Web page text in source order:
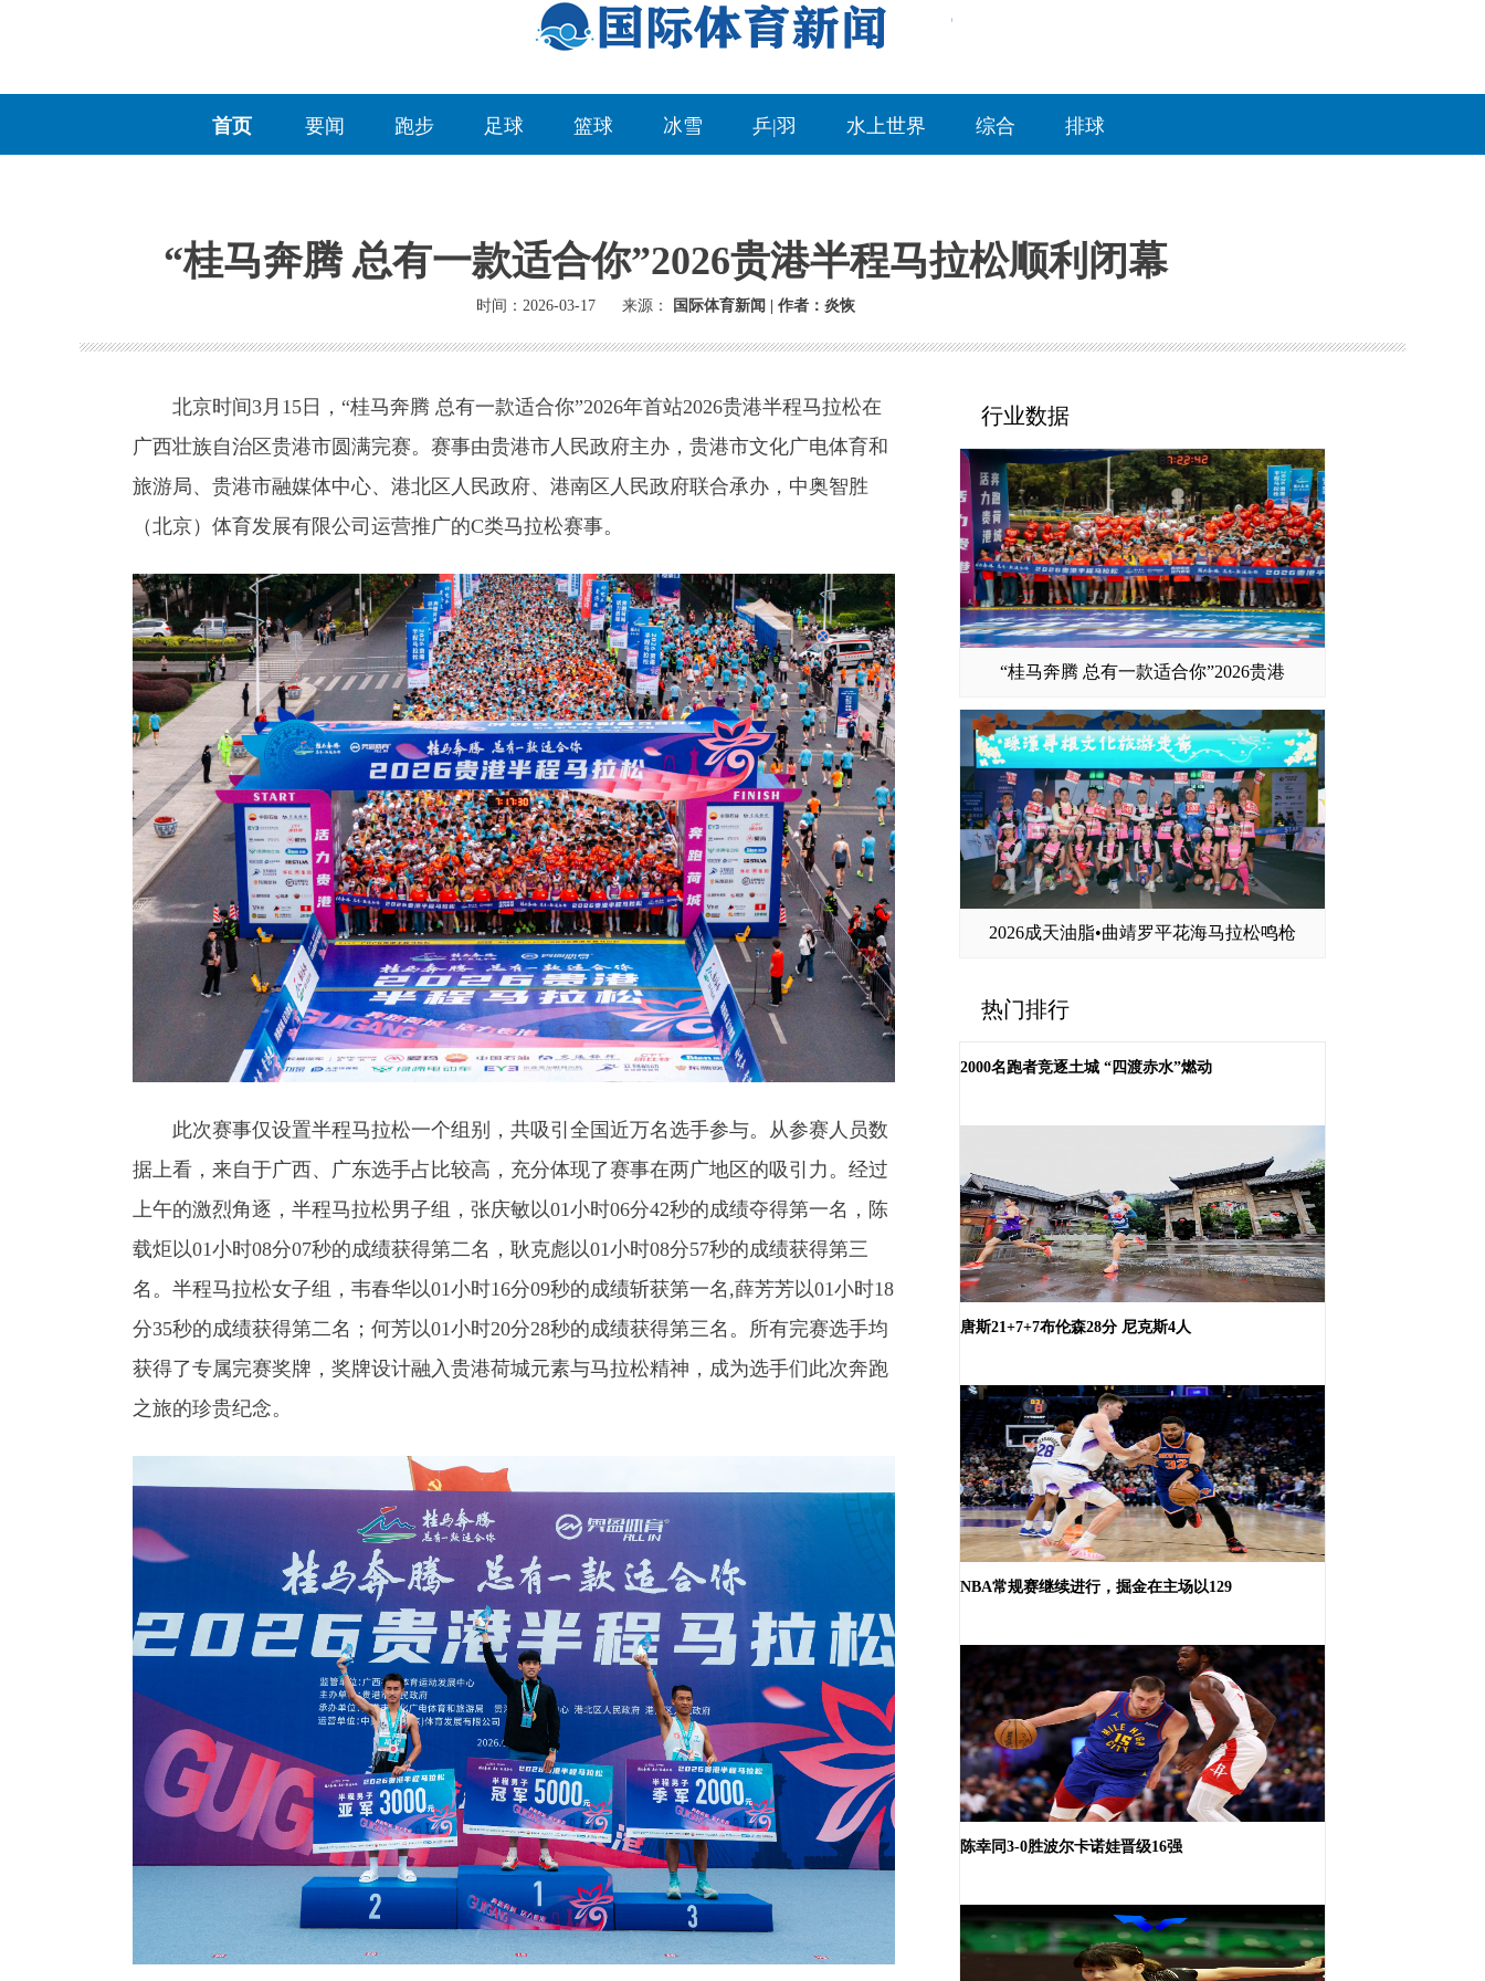
首页 要闻 跑步 足球 篮球 冰雪 乒|羽 水上世界 综合 排球
“桂马奔腾 总有一款适合你”2026贵港半程马拉松顺利闭幕
时间：2026-03-17 来源： 国际体育新闻 | 作者：炎恢
北京时间3月15日，“桂马奔腾 总有一款适合你”2026年首站2026贵港半程马拉松在
广西壮族自治区贵港市圆满完赛。赛事由贵港市人民政府主办，贵港市文化广电体育和
旅游局、贵港市融媒体中心、港北区人民政府、港南区人民政府联合承办，中奥智胜
（北京）体育发展有限公司运营推广的C类马拉松赛事。
此次赛事仅设置半程马拉松一个组别，共吸引全国近万名选手参与。从参赛人员数
据上看，来自于广西、广东选手占比较高，充分体现了赛事在两广地区的吸引力。经过
上午的激烈角逐，半程马拉松男子组，张庆敏以01小时06分42秒的成绩夺得第一名，陈
载炬以01小时08分07秒的成绩获得第二名，耿克彪以01小时08分57秒的成绩获得第三
名。半程马拉松女子组，韦春华以01小时16分09秒的成绩斩获第一名,薛芳芳以01小时18
分35秒的成绩获得第二名；何芳以01小时20分28秒的成绩获得第三名。所有完赛选手均
获得了专属完赛奖牌，奖牌设计融入贵港荷城元素与马拉松精神，成为选手们此次奔跑
之旅的珍贵纪念。
行业数据
“桂马奔腾 总有一款适合你”2026贵港
2026成天油脂•曲靖罗平花海马拉松鸣枪
热门排行
2000名跑者竞逐土城 “四渡赤水”燃动
唐斯21+7+7布伦森28分 尼克斯4人
NBA常规赛继续进行，掘金在主场以129
陈幸同3-0胜波尔卡诺娃晋级16强